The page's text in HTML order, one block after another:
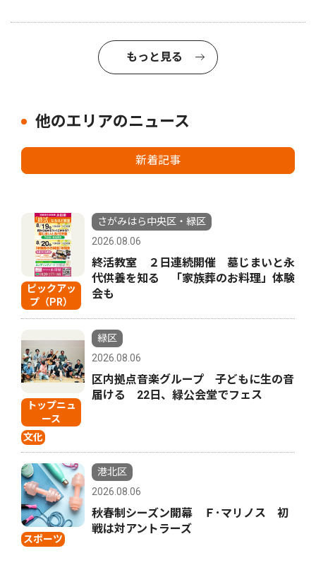
もっと見る
他のエリアのニュース
新着記事
ピックアッ
プ（PR）
さがみはら中央区・緑区
2026.08.06
終活教室 ２日連続開催 墓じまいと永
代供養を知る 「家族葬のお料理」体験
会も
トップニュ
ース
文化
緑区
2026.08.06
区内拠点音楽グループ 子どもに生の音
届ける 22日、緑公会堂でフェス
スポーツ
港北区
2026.08.06
秋春制シーズン開幕 Ｆ･マリノス 初
戦は対アントラーズ